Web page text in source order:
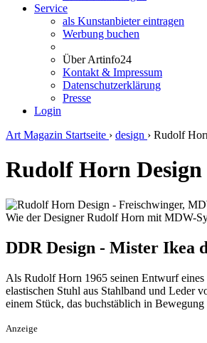
Service
als Kunstanbieter eintragen
Werbung buchen
Über Artinfo24
Kontakt & Impressum
Datenschutzerklärung
Presse
Login
Art Magazin Startseite › design › Rudolf
Rudolf Horn
Wie der Designer Rudolf Horn mit MDW-
DDR Design - Mister Ikea
Als Rudolf Horn 1965 seinen Entwurf eines
elastischen Stuhl aus Stahlband und Leder
einem Stück, das buchstäblich in Bewegung
Anzeige